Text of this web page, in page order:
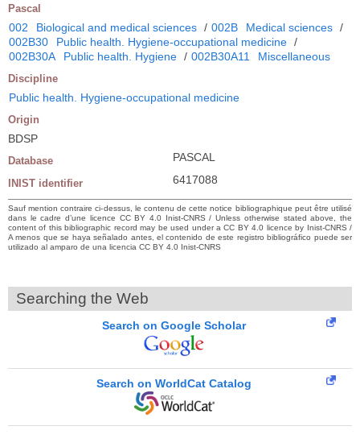
Pascal
002 Biological and medical sciences / 002B Medical sciences /
002B30
Public health. Hygiene-occupational medicine /
002B30A
Public health. Hygiene / 002B30A11 Miscellaneous
Discipline
Public health. Hygiene-occupational medicine
Origin
BDSP
Database PASCAL
INIST identifier 6417088
Sauf mention contraire ci-dessus, le contenu de cette notice bibliographique peut être utilisé
dans le cadre d’une licence CC BY 4.0 Inist-CNRS / Unless otherwise stated above, the
content of this bibliographic record may be used under a CC BY 4.0 licence by Inist-CNRS /
A menos que se haya señalado antes, el contenido de este registro bibliográfico puede ser
utilizado al amparo de una licencia CC BY 4.0 Inist-CNRS
Searching the Web
Search on Google Scholar
Search on WorldCat Catalog